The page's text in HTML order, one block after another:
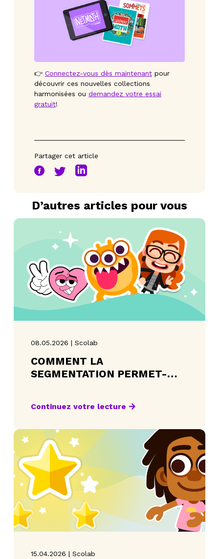
👉 Connectez-vous dès maintenant pour
découvrir ces nouvelles collections
harmonisées ou demandez votre essai
gratuit!
Partager cet article
D’autres articles pour vous
08.05.2026 | Scolab
COMMENT LA
SEGMENTATION PERMET-
CHAQUE ÉLÈVE?
Continuez votre lecture
15.04.2026 | Scolab